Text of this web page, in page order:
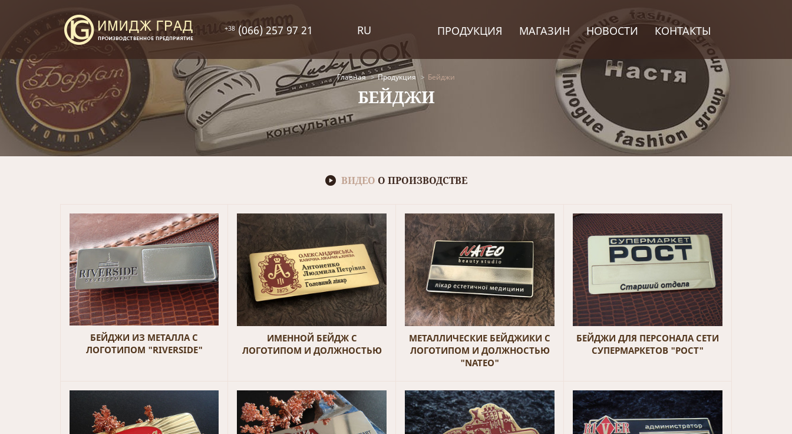
+38(066) 257 97 21 RU ПРОДУКЦИЯ МАГАЗИН НОВОСТИ КОНТАКТЫ
Главная Продукция Бейджи
БЕЙДЖИ
ВИДЕО О ПРОИЗВОДСТВЕ
БЕЙДЖИ ИЗ МЕТАЛЛА С
ЛОГОТИПОМ "RIVERSIDE"
ИМЕННОЙ БЕЙДЖ С
ЛОГОТИПОМ И ДОЛЖНОСТЬЮ
МЕТАЛЛИЧЕСКИЕ БЕЙДЖИКИ С
ЛОГОТИПОМ И ДОЛЖНОСТЬЮ
"NATEO"
БЕЙДЖИ ДЛЯ ПЕРСОНАЛА СЕТИ
СУПЕРМАРКЕТОВ "РОСТ"